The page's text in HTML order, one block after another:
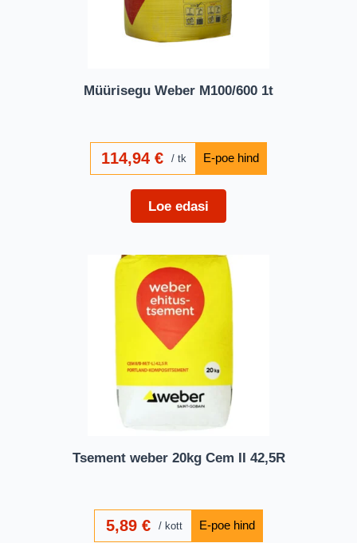
Müürisegu Weber M100/600 1t
114,94€ tk
Loe edasi
Tsement weber 20kg Cem II 42,5R
5,89 € kott